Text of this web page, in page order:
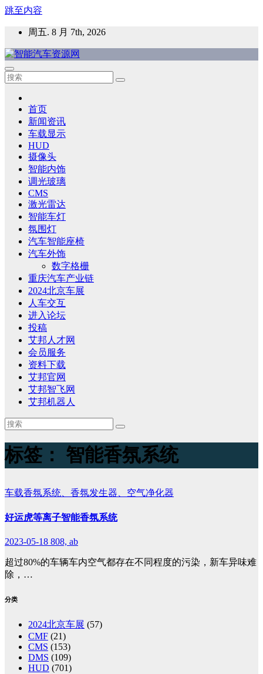
跳至内容
周五. 8 月 7th, 2026
智能汽车资源网
智能表面，智能内饰，新能源汽车，HMI，人车交互，智能车
首页
新闻资讯
车载显示
HUD
摄像头
智能内饰
调光玻璃
CMS
激光雷达
智能车灯
氛围灯
汽车智能座椅
汽车外饰
数字格栅
重庆汽车产业链
2024北京车展
人车交互
进入论坛
投稿
艾邦人才网
会员服务
资料下载
艾邦官网
艾邦智飞网
艾邦机器人
标签： 智能香氛系统
车载香氛系统、香氛发生器、空气净化器
好运虎等离子智能香氛系统
2023-05-18 808, ab
超过80%的车辆车内空气都存在不同程度的污染，新车异味难
除，…
分类
2024北京车展 (57)
CMF (21)
CMS (153)
DMS (109)
HUD (701)